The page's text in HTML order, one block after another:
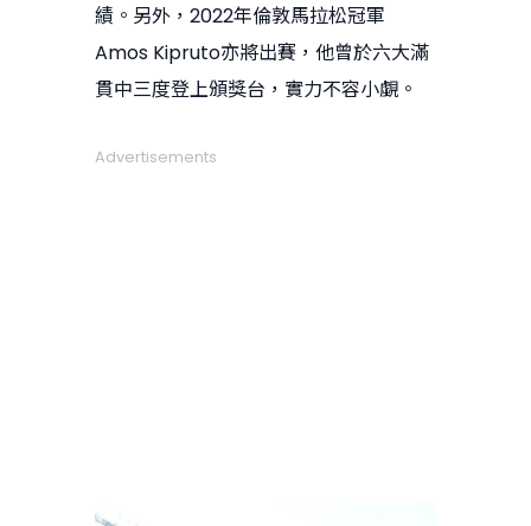
績。另外，2022年倫敦馬拉松冠軍
Amos Kipruto亦將出賽，他曾於六大滿
貫中三度登上頒獎台，實力不容小覷。
Advertisements